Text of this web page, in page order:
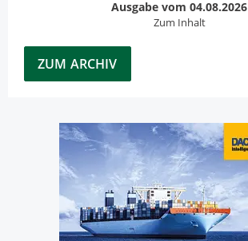
Ausgabe vom 04.08.2026
Zum Inhalt
ZUM ARCHIV